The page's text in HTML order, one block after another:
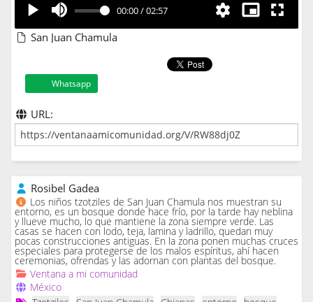
00:00/02:57
San Juan Chamula
Whatsapp
URL:
Rosibel Gadea
Los niños tzotziles de San Juan Chamula nos muestran su
entorno, es un bosque donde hace frío, por la tarde hay neblina
y llueve mucho, lo que mantiene la zona siempre verde. Las
casas se hacen con lodo, teja, lamina y ladrillo, quedan muy
pocas construcciones antiguas. En la zona ponen muchas cruces
especiales para protegerse de los malos espíritus, ahí hacen
ceremonias, ofrendas y las adornan con plantas del bosque.
Ventana a mi comunidad
México